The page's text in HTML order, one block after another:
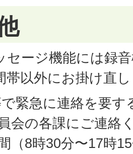
セージ機能には録
帯以外にお掛け直
緊急に連絡を要す
会の各課にご連絡
（8時30分〜17時